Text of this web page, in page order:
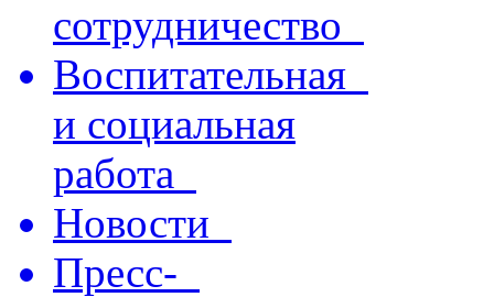
сотрудничество
Воспитательная
и социальная
работа
Новости
Пресс-